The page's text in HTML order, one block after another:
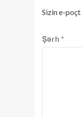
Sizin e-poçt
Şərh *